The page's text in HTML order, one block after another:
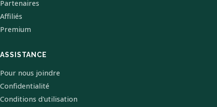
Partenaires
Affiliés
Premium
ASSISTANCE
Pour nous joindre
Confidentialité
Conditions d'utilisation